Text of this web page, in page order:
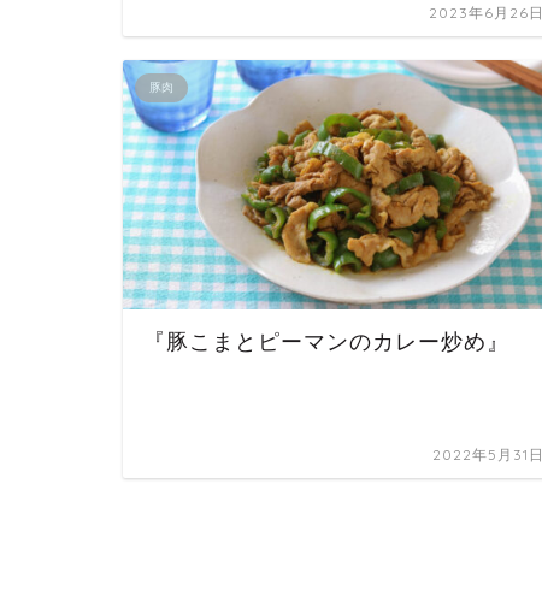
2023年6月26日
豚肉
『豚こまとピーマンのカレー炒め』
2022年5月31日